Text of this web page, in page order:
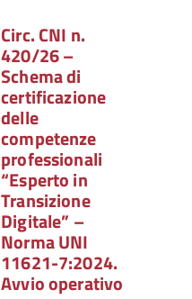
Circ. CNI n.
420/26 –
Schema di
certificazione
delle
competenze
professionali
“Esperto in
Transizione
Digitale” –
Norma UNI
11621-7:2024.
Avvio operativo